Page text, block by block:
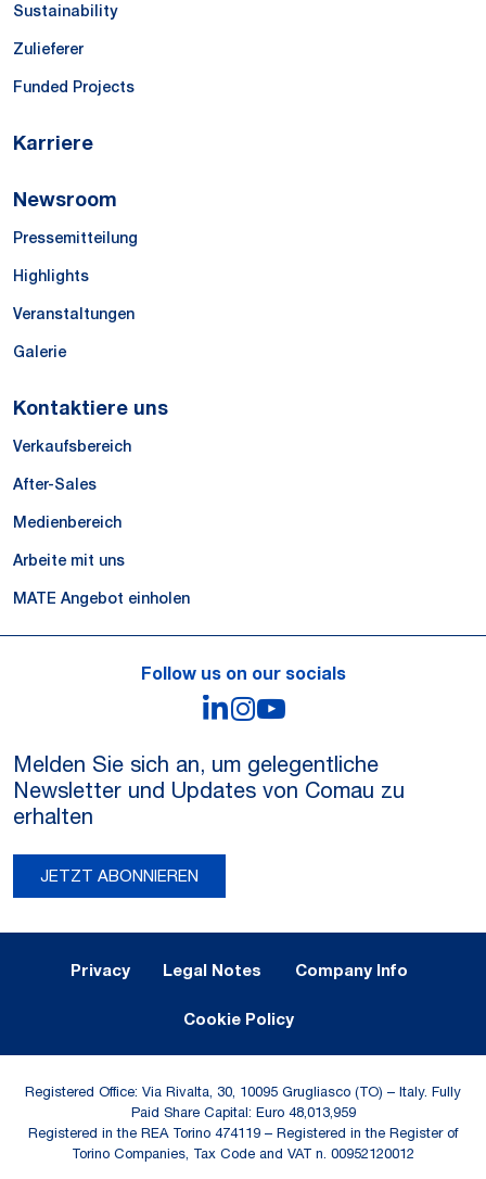
Sustainability
Zulieferer
Funded Projects
Karriere
Newsroom
Pressemitteilung
Highlights
Veranstaltungen
Galerie
Kontaktiere uns
Verkaufsbereich
After-Sales
Medienbereich
Arbeite mit uns
MATE Angebot einholen
Follow us on our socials
LinkedIn
Instagram
Melden Sie sich an, um gelegentliche
Newsletter und Updates von Comau zu
erhalten
JETZT ABONNIEREN
Privacy Legal Notes Company Info
Cookie Policy
Registered Office: Via Rivalta, 30, 10095 Grugliasco (TO) – Italy. Fully
Paid Share Capital: Euro 48,013,959
Registered in the REA Torino 474119 – Registered in the Register of
Torino Companies, Tax Code and VAT n. 00952120012